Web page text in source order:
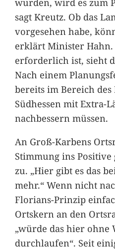
sagt Kreutz. Ob das
vorgesehen habe,
erklärt Minister Hahn.
erforderlich ist, sieht
Nach einem
bereits im Bereich
Südhessen mit Extra-
nachbessern müssen.
An Groß-Karbens
Stimmung ins
zu. „Hier gibt es das
mehr.“ Wenn nicht
Florians-Prinzip
Ortskern an den
„würde das hier ohne
durchlaufen“. Seit